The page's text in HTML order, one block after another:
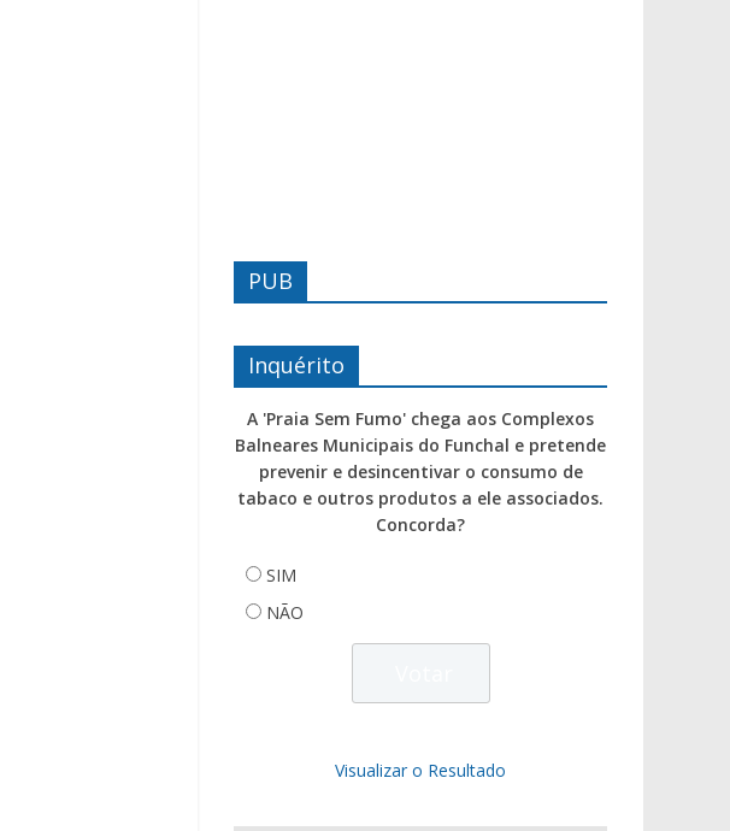
PUB
Inquérito
A 'Praia Sem Fumo' chega aos Complexos
Balneares Municipais do Funchal e pretende
prevenir e desincentivar o consumo de
tabaco e outros produtos a ele associados.
Concorda?
SIM
NÃO
Visualizar o Resultado